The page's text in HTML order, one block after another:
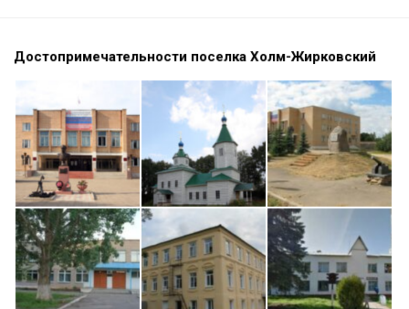
Достопримечательности поселка Холм-Жирковский